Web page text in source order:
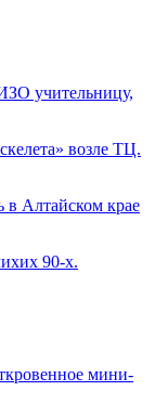
учительницу,
возле ТЦ.
в Алтайском крае
90-х.
мини-